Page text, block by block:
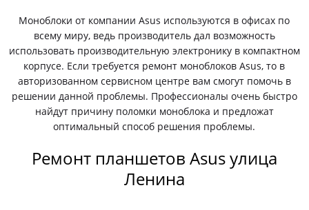
Моноблоки от компании Asus используются в офисах по
всему миру, ведь производитель дал возможность
использовать производительную электронику в компактном
корпусе. Если требуется ремонт моноблоков Asus, то в
авторизованном сервисном центре вам смогут помочь в
решении данной проблемы. Профессионалы очень быстро
найдут причину поломки моноблока и предложат
оптимальный способ решения проблемы.
Ремонт планшетов Asus улица
Ленина